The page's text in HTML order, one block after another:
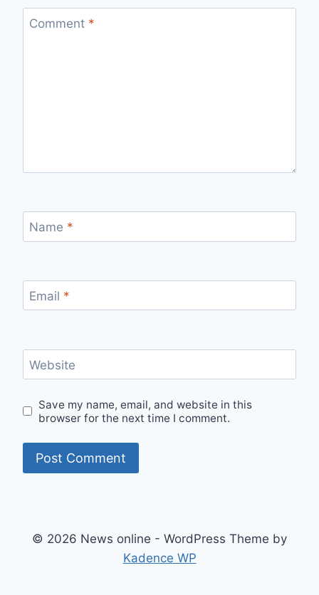
Comment *
Name *
Email *
Website
Save my name, email, and website in this
browser for the next time I comment.
© 2026 News online - WordPress Theme by
Kadence WP